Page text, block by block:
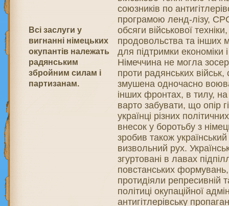
Всі заслуги у
вигнанні німецьких
окупантів належать
радянським
збройним силам і
партизанам.
союзників по
програмою ленд-лізу,
обсяги військової
продовольства та інших
для підтримки економіки
Німеччина не могла
проти радянських військ,
змушена одночасно
інших фронтах, в тилу, на
варто забувати, що опір
українці різних
внесок у боротьбу з
зробив також
визвольний рух.
згуртовані в лавах
повстанських
протидіяли репресивній
політиці окупаційної
антигітлерівську